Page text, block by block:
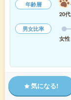
年齢層
20代
男女比率
女性
気になる!